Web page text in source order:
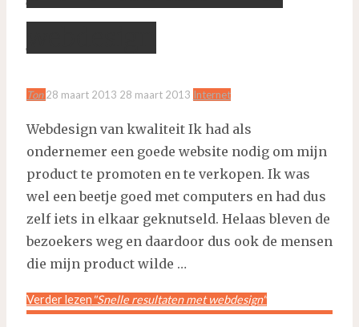
Ton 28 maart 2013 28 maart 2013 Internet
Webdesign van kwaliteit Ik had als
ondernemer een goede website nodig om mijn
product te promoten en te verkopen. Ik was
wel een beetje goed met computers en had dus
zelf iets in elkaar geknutseld. Helaas bleven de
bezoekers weg en daardoor dus ook de mensen
die mijn product wilde …
Verder lezen "Snelle resultaten met webdesign"